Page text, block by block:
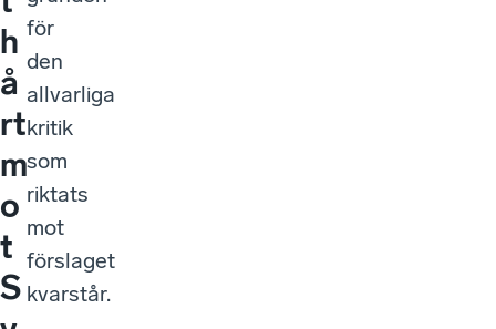
h
å
rt
m
o
t
S
för
den
allvarliga
kritik
som
riktats
mot
förslaget
kvarstår.